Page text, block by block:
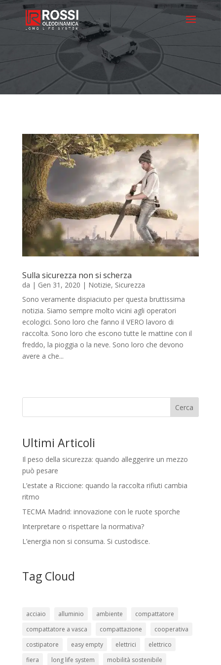
Sulla sicurezza non si scherza
da | Gen 31, 2020 | Notizie, Sicurezza
Sono veramente dispiaciuto per questa bruttissima
notizia. Siamo sempre molto vicini agli operatori
ecologici. Sono loro che fanno il VERO lavoro di
raccolta. Sono loro che escono tutte le mattine con il
freddo, la pioggia o la neve. Sono loro che devono
avere a che...
Cerca
Ultimi Articoli
Il peso della sicurezza: quando alleggerire un mezzo
può pesare
L’estate a Riccione: quando la raccolta rifiuti cambia
ritmo
TECMA Madrid: innovazione con le ruote sporche
Interpretare o rispettare la normativa?
L’energia non si consuma. Si custodisce.
Tag Cloud
acciaio alluminio ambiente
compattatore
compattatore a vasca
compattazione
cooperativa
costipatore
easy empty elettrici
elettrico
fiera
long life system
mobilità sostenibile